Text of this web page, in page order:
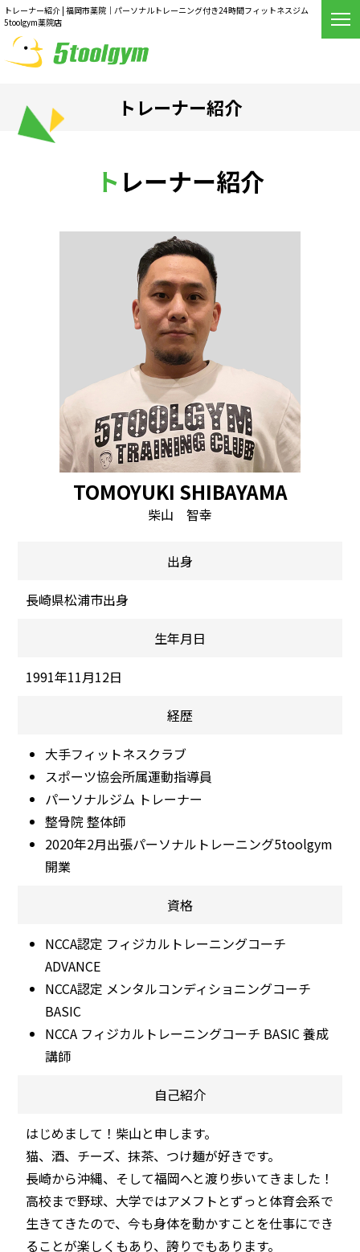
トレーナー紹介 | 福岡市薬院｜パーソナルトレーニング付き24時間フィットネスジム
5toolgym薬院店
トレーナー紹介
トレーナー紹介
TOMOYUKI SHIBAYAMA
柴山 智幸
出身
長崎県松浦市出身
生年月日
1991年11月12日
経歴
大手フィットネスクラブ
スポーツ協会所属運動指導員
パーソナルジム トレーナー
整骨院 整体師
2020年2月出張パーソナルトレーニング5toolgym
開業
資格
NCCA認定 フィジカルトレーニングコーチ
ADVANCE
NCCA認定 メンタルコンディショニングコーチ
BASIC
NCCA フィジカルトレーニングコーチ BASIC 養成
講師
自己紹介
はじめまして！柴山と申します。
猫、酒、チーズ、抹茶、つけ麺が好きです。
長崎から沖縄、そして福岡へと渡り歩いてきました！
高校まで野球、大学ではアメフトとずっと体育会系で
生きてきたので、今も身体を動かすことを仕事にでき
ることが楽しくもあり、誇りでもあります。